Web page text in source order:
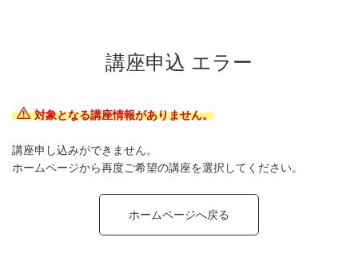
講座申込 エラー
対象となる講座情報がありません。
講座申し込みができません。
ホームページから再度ご希望の講座を選択してください。
ホームページへ戻る